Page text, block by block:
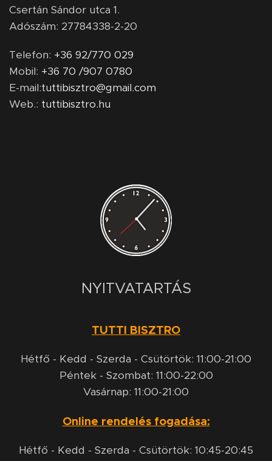
Csertán Sándor utca 1.
Adószám: 27784338-2-20
Telefon: +36 92/770 029
Mobil: +36 70 /907 0780
E-mail:tuttibisztro@gmail.com
Web.: tuttibisztro.hu
NYITVATARTÁS
TUTTI BISZTRO
Hétfő - Kedd - Szerda - Csütörtök: 11:00-21:00
Péntek - Szombat: 11:00-22:00
Vasárnap: 11:00-21:00
Online rendelés fogadása:
Hétfő - Kedd - Szerda - Csütörtök: 10:45-20:45